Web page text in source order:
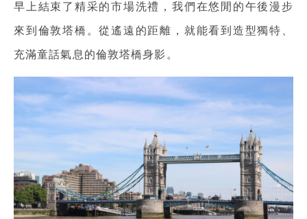
早上結束了精采的市場洗禮，我們在悠閒的午後漫步
來到倫敦塔橋。從遙遠的距離，就能看到造型獨特、
充滿童話氣息的倫敦塔橋身影。